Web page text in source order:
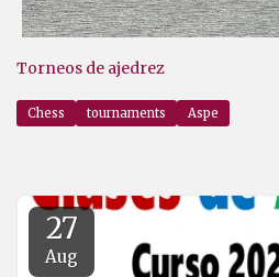
Torneos de ajedrez
Chess tournaments Aspe
27
Aug